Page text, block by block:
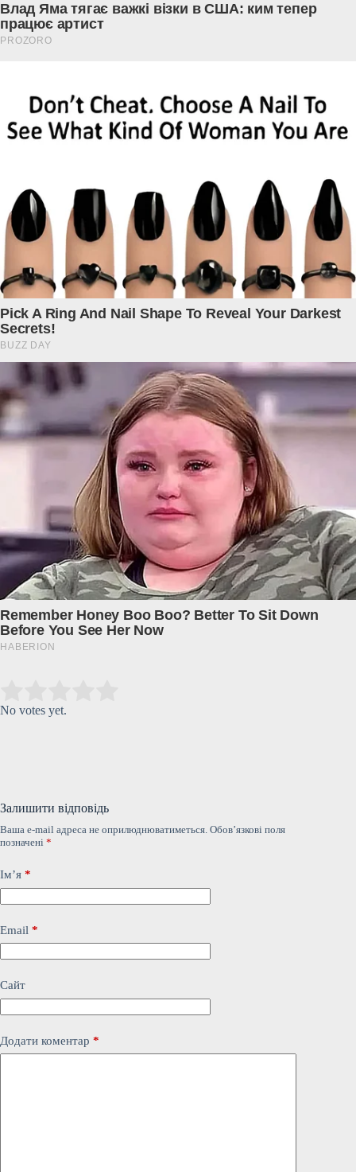
No votes yet.
Залишити відповідь
Ваша e-mail адреса не оприлюднюватиметься. Обов’язкові поля
позначені *
Ім’я *
Email *
Сайт
Додати коментар *